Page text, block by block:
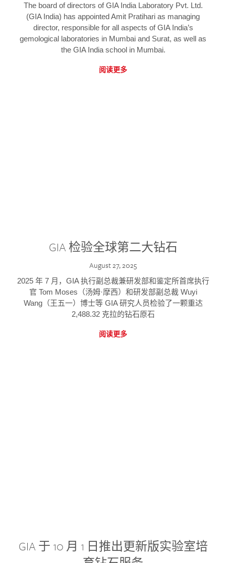
The board of directors of GIA India Laboratory Pvt. Ltd.
(GIA India) has appointed Amit Pratihari as managing
director, responsible for all aspects of GIA India’s
gemological laboratories in Mumbai and Surat, as well as
the GIA India school in Mumbai.
阅读更多
GIA 检验全球第二大钻石
August 27, 2025
2025 年 7 月，GIA 执行副总裁兼研发部和鉴定所首席执行
官 Tom Moses（汤姆·摩西）和研发部副总裁 Wuyi
Wang（王五一）博士等 GIA 研究人员检验了一颗重达
2,488.32 克拉的钻石原石
阅读更多
GIA 于 10 月 1 日推出更新版实验室培